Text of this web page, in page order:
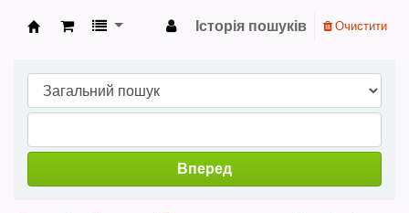
Історія пошуків Очистити
Вперед